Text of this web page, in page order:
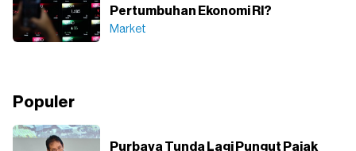
Pertumbuhan Ekonomi RI?
Market
Populer
Purbaya Tunda Lagi Pungut Pajak